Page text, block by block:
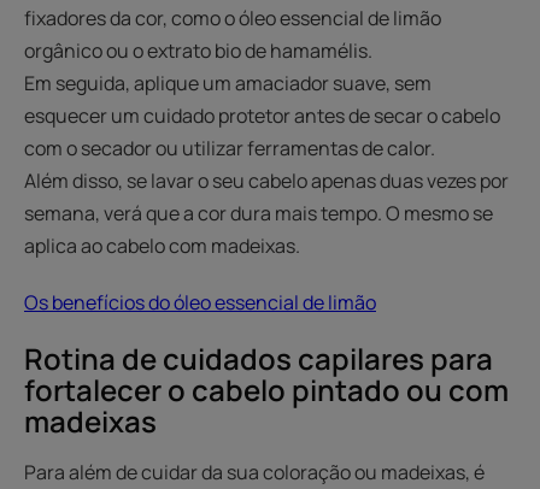
fixadores da cor, como o óleo essencial de limão
orgânico ou o extrato bio de hamamélis.
Em seguida, aplique um amaciador suave, sem
esquecer um cuidado protetor antes de secar o cabelo
com o secador ou utilizar ferramentas de calor.
Além disso, se lavar o seu cabelo apenas duas vezes por
semana, verá que a cor dura mais tempo. O mesmo se
aplica ao cabelo com madeixas.
Os benefícios do óleo essencial de limão
Rotina de cuidados capilares para
fortalecer o cabelo pintado ou com
madeixas
Para além de cuidar da sua coloração ou madeixas, é